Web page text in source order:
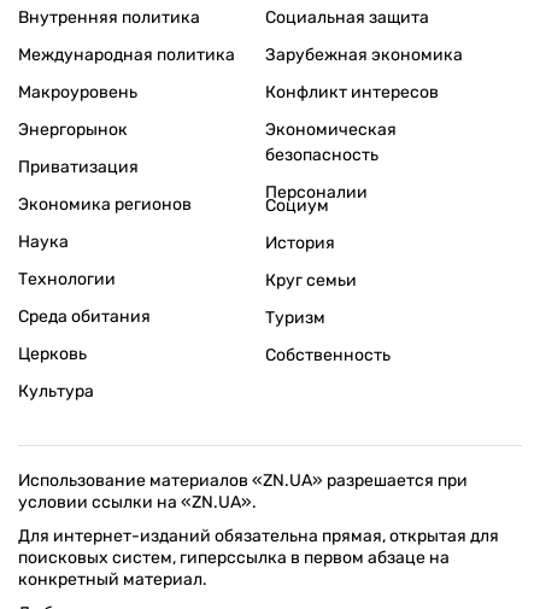
Внутренняя политика
Международная политика
Макроуровень
Энергорынок
Приватизация
Экономика регионов
Социальная защита
Зарубежная экономика
Конфликт интересов
Экономическая
безопасность
Персоналии
Наука
Технологии
Среда обитания
Церковь
Культура
Социум
История
Круг семьи
Туризм
Собственность
Использование материалов «ZN.UA» разрешается при
условии ссылки на «ZN.UA».
Для интернет-изданий обязательна прямая, открытая для
поисковых систем, гиперссылка в первом абзаце на
конкретный материал.